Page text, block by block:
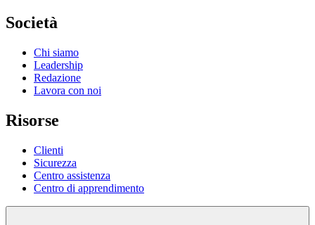
Società
Chi siamo
Leadership
Redazione
Lavora con noi
Risorse
Clienti
Sicurezza
Centro assistenza
Centro di apprendimento